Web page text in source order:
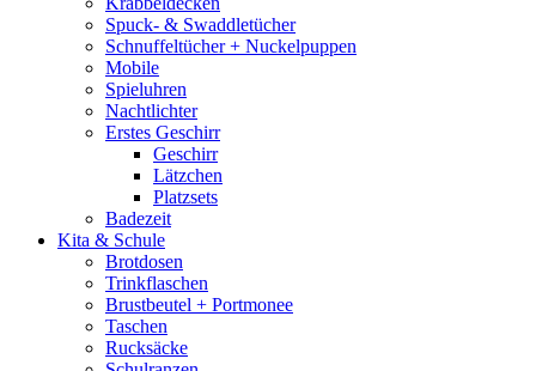
Spuck- & Swaddletücher
Schnuffeltücher + Nuckelpuppen
Mobile
Spieluhren
Nachtlichter
Erstes Geschirr
Geschirr
Lätzchen
Platzsets
Badezeit
Kita & Schule
Brotdosen
Trinkflaschen
Brustbeutel + Portmonee
Taschen
Rucksäcke